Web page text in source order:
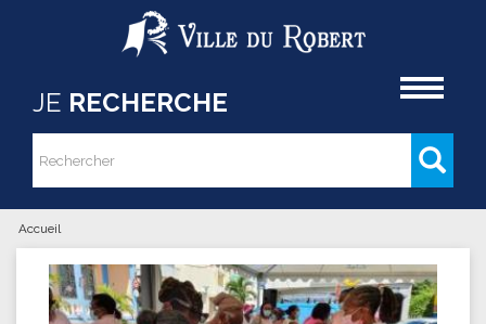
Aller au contenu principal
JE RECHERCHE
Formulaire de recherche
Rechercher
Vous êtes ici
Accueil